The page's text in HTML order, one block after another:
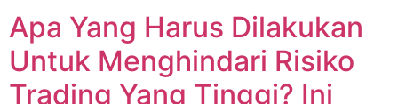
Apa Yang Harus Dilakukan
Untuk Menghindari Risiko
Trading Yang Tinggi? Ini